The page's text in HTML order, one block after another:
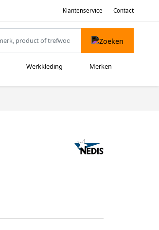
Klantenservice Contact
Werkkleding Merken